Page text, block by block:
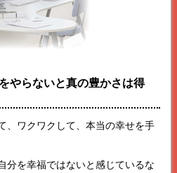
やらないと真の豊かさは得
、ワクワクして、本当の幸せを手
分を幸福ではないと感じているな